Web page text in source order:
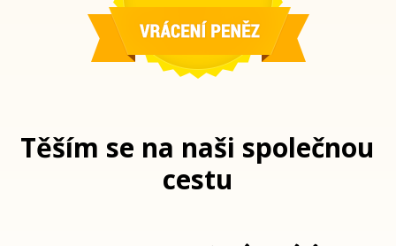
Těším se na naši společnou
cestu